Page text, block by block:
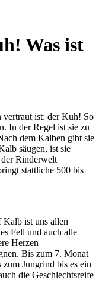
Was ist
vertraut ist: der Kuh! So
In der Regel ist sie zu
dem Kalben gibt sie
säugen, ist sie
Rinderwelt
stattliche 500 bis
ist uns allen
Fell und auch alle
Herzen
Bis zum 7. Monat
Jungrind bis es ein
die Geschlechtsreife